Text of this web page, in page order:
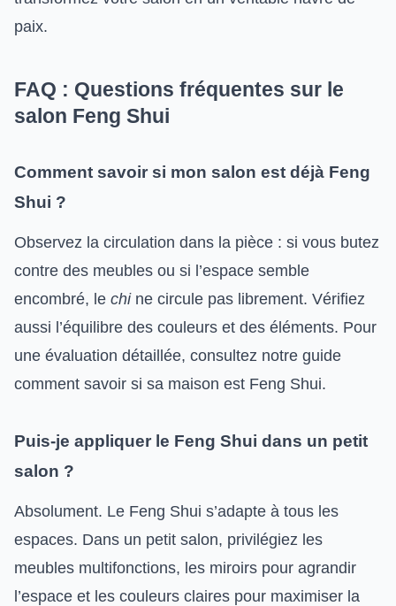
paix.
FAQ : Questions fréquentes sur le
salon Feng Shui
Comment savoir si mon salon est déjà Feng
Shui ?
Observez la circulation dans la pièce : si vous butez
contre des meubles ou si l’espace semble
encombré, le chine circule pas librement. Vérifiez
aussi l’équilibre des couleurs et des éléments. Pour
une évaluation détaillée, consultez notre guide
comment savoir si sa maison est Feng Shui.
Puis-je appliquer le Feng Shui dans un petit
salon ?
Absolument. Le Feng Shui s’adapte à tous les
espaces. Dans un petit salon, privilégiez les
meubles multifonctions, les miroirs pour agrandir
l’espace et les couleurs claires pour maximiser la